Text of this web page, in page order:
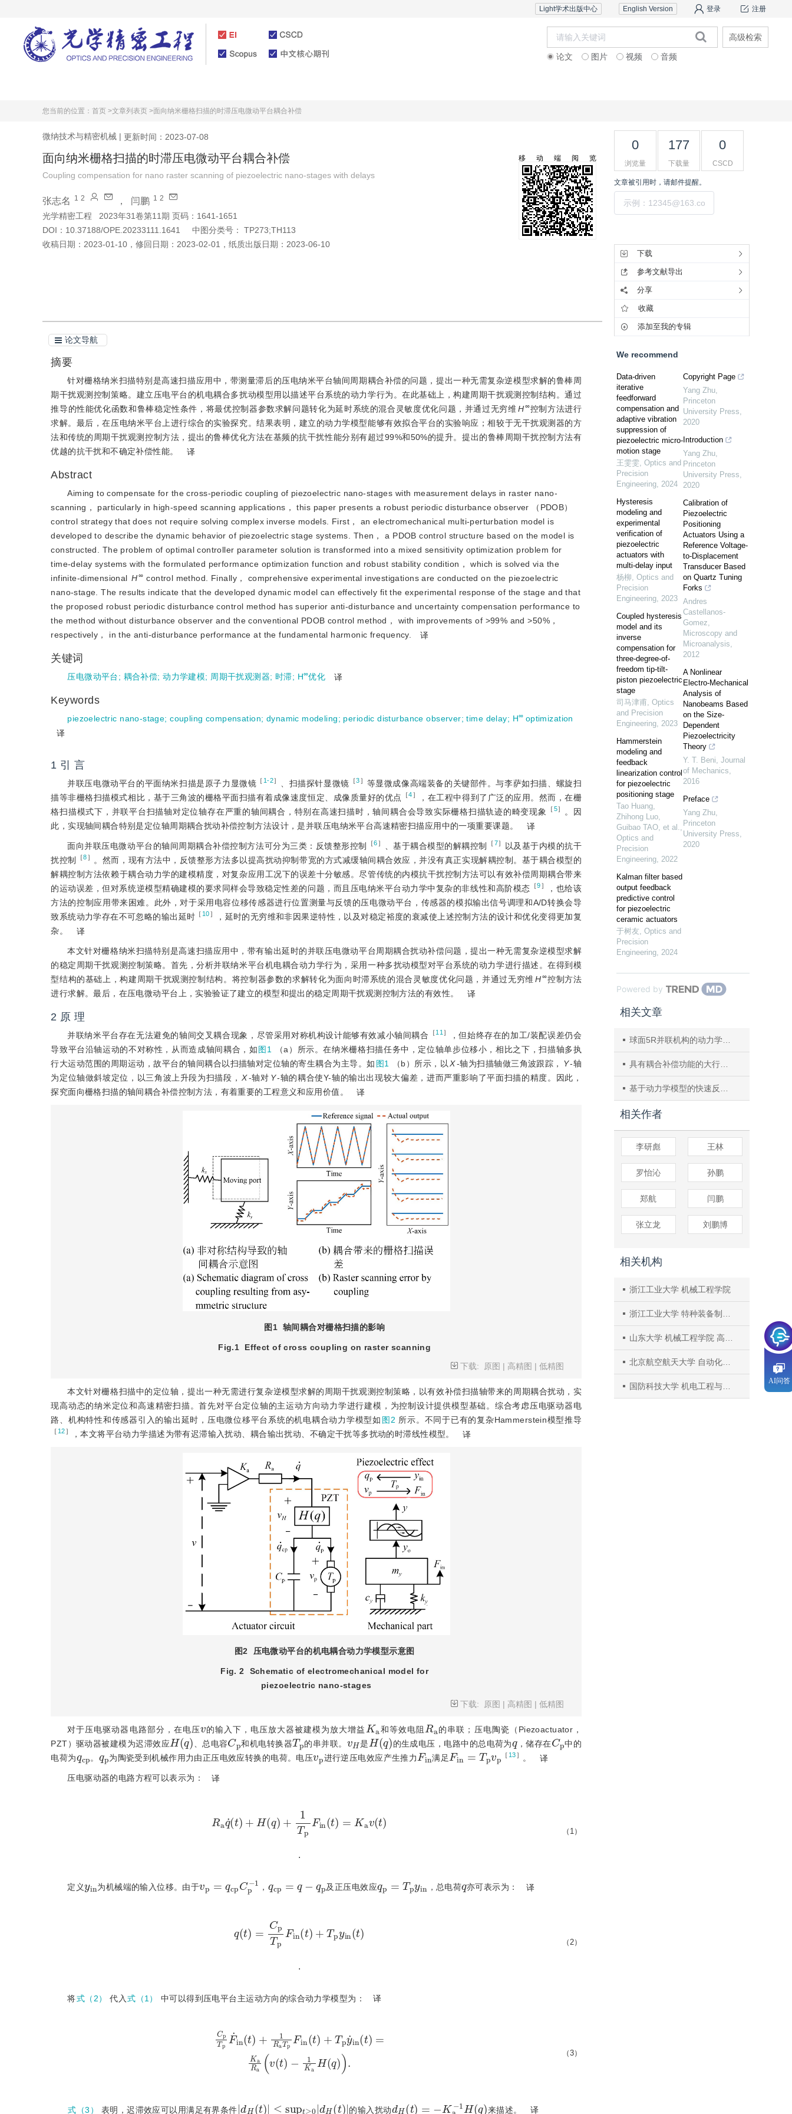
注册
登录
English Version
Light学术出版中心
论文 图片 视频 音频
高级检索
您当前的位置： 首页 >文章列表页 >面向纳米栅格扫描的时滞压电微动平台耦合补偿
微纳技术与精密机械 | 更新时间：2023-07-08
面向纳米栅格扫描的时滞压电微动平台耦合补偿
Coupling compensation for nano raster scanning of piezoelectric nano-stages with delays
张志名 1 2 ， 闫鹏 1 2
光学精密工程
2023年31卷第11期 页码：1641-1651
DOI： 10.37188/OPE.20233111.1641 中图分类号：
TP273;TH113
收稿日期： 2023-01-10 ， 修回日期： 2023-02-01 ， 纸质出版日期： 2023-06-10
移动端阅览
论文导航
摘要
针对栅格纳米扫描特别是高速扫描应用中，带测量滞后的压电纳米平台轴间周期耦合补偿的问题，提出一种无需复杂逆模型求解的鲁棒周
期干扰观测控制策略。建立压电平台的机电耦合多扰动模型用以描述平台系统的动力学行为。在此基础上，构建周期干扰观测控制结构。通过
推导的性能优化函数和鲁棒稳定性条件，将最优控制器参数求解问题转化为延时系统的混合灵敏度优化问题，并通过无穷维H∞控制方法进行
求解。最后，在压电纳米平台上进行综合的实验探究。结果表明，建立的动力学模型能够有效拟合平台的实验响应；相较于无干扰观测器的方
法和传统的周期干扰观测控制方法，提出的鲁棒优化方法在基频的抗干扰性能分别有超过99%和50%的提升。提出的鲁棒周期干扰控制方法有
优越的抗干扰和不确定补偿性能。
译
Abstract
Aiming to compensate for the cross-periodic coupling of piezoelectric nano-stages with measurement delays in raster nano-
scanning， particularly in high-speed scanning applications， this paper presents a robust periodic disturbance observer （PDOB）
control strategy that does not require solving complex inverse models. First， an electromechanical multi-perturbation model is
developed to describe the dynamic behavior of piezoelectric stage systems. Then， a PDOB control structure based on the model is
constructed. The problem of optimal controller parameter solution is transformed into a mixed sensitivity optimization problem for
time-delay systems with the formulated performance optimization function and robust stability condition， which is solved via the
infinite-dimensional H ∞ control method. Finally， comprehensive experimental investigations are conducted on the piezoelectric
nano-stage. The results indicate that the developed dynamic model can effectively fit the experimental response of the stage and that
the proposed robust periodic disturbance control method has superior anti-disturbance and uncertainty compensation performance to
the method without disturbance observer and the conventional PDOB control method， with improvements of >99% and>50%，
respectively， in the anti-disturbance performance at the fundamental harmonic frequency.
译
关键词
压电微动平台; 耦合补偿;动力学建模; 周期干扰观测器; 时滞; H∞优化 译
Keywords
piezoelectric nano-stage;coupling compensation; dynamic modeling; periodic disturbance observer;time delay; H∞ optimization
译
1 引 言
并联压电微动平台的平面纳米扫描是原子力显微镜 ［ 1-2］ 、扫描探针显微镜 ［3］ 等显微成像高端装备的关键部件。与李萨如扫描、螺旋扫
描等非栅格扫描模式相比，基于三角波的栅格平面扫描有着成像速度恒定、成像质量好的优点
［4］
，在工程中得到了广泛的应用。然而，在栅
格扫描模式下，并联平台扫描轴对定位轴存在严重的轴间耦合，特别在高速扫描时，轴间耦合会导致实际栅格扫描轨迹的畸变现象
［5］
。因
此，实现轴间耦合特别是定位轴周期耦合扰动补偿控制方法设计，是并联压电纳米平台高速精密扫描应用中的一项重要课题。
译
面向并联压电微动平台的轴间周期耦合补偿控制方法可分为三类：反馈整形控制 ［6］ 、基于耦合模型的解耦控制 ［7］
以及基于内模的抗干
扰控制
［8］
。然而，现有方法中，反馈整形方法多以提高扰动抑制带宽的方式减缓轴间耦合效应，并没有真正实现解耦控制。基于耦合模型的
解耦控制方法依赖于耦合动力学的建模精度，对复杂应用工况下的误差十分敏感。尽管传统的内模抗干扰控制方法可以有效补偿周期耦合带来
的运动误差，但对系统逆模型精确建模的要求同样会导致稳定性差的问题，而且压电纳米平台动力学中复杂的非线性和高阶模态 ［9］
，也给该
方法的控制应用带来困难。此外，对于采用电容位移传感器进行位置测量与反馈的压电微动平台，传感器的模拟输出信号调理和A/D转换会导
致系统动力学存在不可忽略的输出延时 ［ 10］
，延时的无穷维和非因果逆特性，以及对稳定裕度的衰减使上述控制方法的设计和优化变得更加复
杂。
译
本文针对栅格纳米扫描特别是高速扫描应用中，带有输出延时的并联压电微动平台周期耦合扰动补偿问题，提出一种无需复杂逆模型求解
的稳定周期干扰观测控制策略。首先，分析并联纳米平台机电耦合动力学行为，采用一种多扰动模型对平台系统的动力学进行描述。在得到模
型结构的基础上，构建周期干扰观测控制结构。将控制器参数的求解转化为面向时滞系统的混合灵敏度优化问题，并通过无穷维H∞控制方法
进行求解。最后，在压电微动平台上，实验验证了建立的模型和提出的稳定周期干扰观测控制方法的有效性。
译
2 原 理
并联纳米平台存在无法避免的轴间交叉耦合现象，尽管采用对称机构设计能够有效减小轴间耦合 ［11 ］
，但始终存在的加工/装配误差仍会
导致平台沿轴运动的不对称性，从而造成轴间耦合，如图1
（a）所示。在纳米栅格扫描任务中，定位轴单步位移小，相比之下，扫描轴多执
行大运动范围的周期运动，故平台的轴间耦合以扫描轴对定位轴的寄生耦合为主导。如 图1 （b）所示，以 X-轴为扫描轴做三角波跟踪， Y-轴
为定位轴做斜坡定位，以三角波上升段为扫描段， X-轴对 Y-轴的耦合使Y-轴的输出出现较大偏差，进而严重影响了平面扫描的精度。因此，
探究面向栅格扫描的轴间耦合补偿控制方法，有着重要的工程意义和应用价值。
译
图1 轴间耦合对栅格扫描的影响
Fig.1
Effect of cross coupling on raster scanning
下载:
原图 | 高精图 |低精图
本文针对栅格扫描中的定位轴，提出一种无需进行复杂逆模型求解的周期干扰观测控制策略，以有效补偿扫描轴带来的周期耦合扰动，实
现高动态的纳米定位和高速精密扫描。首先对平台定位轴的主运动方向动力学进行建模，为控制设计提供模型基础。综合考虑压电驱动器电
路、机构特性和传感器引入的输出延时，压电微位移平台系统的机电耦合动力学模型如 图2 所示。不同于已有的复杂Hammerstein模型推导
［12］ ，本文将平台动力学描述为带有迟滞输入扰动、耦合输出扰动、不确定干扰等多扰动的时滞线性模型。 译
图2 压电微动平台的机电耦合动力学模型示意图
Fig. 2
Schematic of electromechanical model for
piezoelectric nano-stages
下载:
原图 | 高精图 |低精图
对于压电驱动器电路部分，在电压 的输入下，电压放大器被建模为放大增益
Ka
和等效电阻
R
的串联；压电陶瓷（Piezoactuator，
PZT）驱动器被建模为迟滞效应
H(q)
、总电容
Cp
和机电转换器
Tp
的串并联。
vH
是
H(q )
的生成电压，电路中的总电荷为
q
，储存在
Cp
中的
电荷为
qcp
。
qp
为陶瓷受到机械作用力由正压电效应转换的电荷。电压
v p
进行逆压电效应产生推力
Fin
满足
Fin =Tpvp ［13］ 。 译
压电驱动器的电路方程可以表示为： 译
T
.
（1）
定义 为机械端的输入位移。由于
Cp -
， 及正压电效应
Tp
，总电荷 亦可表示为： 译
pT
.
（2）
将式（2） 代入 式（1） 中可以得到压电平台主运动方向的综合动力学模型为： 译
)+ 1R a T (t y i R a
（3）
式（3） 表明，迟滞效应可以用满足有界条件
| d (t) | s d H t )|
的输入扰动
d ( t) -1 H (q)
来描述。 译
0
浏览量
177
下载量
0
CSCD
文章被引用时，请邮件提醒。
下载
参考文献导出
分享
收藏
添加至我的专辑
We recommend
Data-driven
iterative
feedforward
compensation and
adaptive vibration
suppression of
piezoelectric micro-
motion stage
王雯雯, Optics and
Precision
Engineering, 2024
Hysteresis
modeling and
experimental
verification of
piezoelectric
actuators with
multi-delay input
杨柳, Optics and
Precision
Engineering, 2023
Coupled hysteresis
model and its
inverse
compensation for
three-degree-of-
freedom tip-tilt-
piston piezoelectric
stage
司马津甫, Optics
and Precision
Engineering, 2023
Hammerstein
modeling and
feedback
linearization control
for piezoelectric
positioning stage
Tao Huang,
Zhihong Luo,
Guibao TAO, et al.,
Optics and
Precision
Engineering, 2022
Kalman filter based
output feedback
predictive control
for piezoelectric
ceramic actuators
于树友, Optics and
Precision
Engineering, 2024
Copyright Page
Yang Zhu,
Princeton
University Press,
2020
Introduction
Yang Zhu,
Princeton
University Press,
2020
Calibration of
Piezoelectric
Positioning
Actuators Using a
Reference Voltage-
to-Displacement
Transducer Based
on Quartz Tuning
Forks
Andres
Castellanos-
Gomez,
Microscopy and
Microanalysis,
2012
A Nonlinear
Electro-Mechanical
Analysis of
Nanobeams Based
on the Size-
Dependent
Piezoelectricity
Theory
Y. T. Beni, Journal
of Mechanics,
2016
Preface
Yang Zhu,
Princeton
University Press,
2020
Powered by
相关文章
球面5R并联机构的动力学建模及动载分配优化
具有耦合补偿功能的大行程二维柔性平台
基于动力学模型的快速反射镜设计
相关作者
李研彪 王林
罗怡沁 孙鹏
郑航 闫鹏
张立龙 刘鹏博
相关机构
浙江工业大学 机械工程学院
浙江工业大学 特种装备制造与先进加工技术教育部重点实验室
山东大学 机械工程学院 高效洁净机械制造教育部重点实验室
北京航空航天大学 自动化科学与电气工程学院
国防科技大学 机电工程与自动化学院2. 湖南兵器资江机器有限公司
AI问答